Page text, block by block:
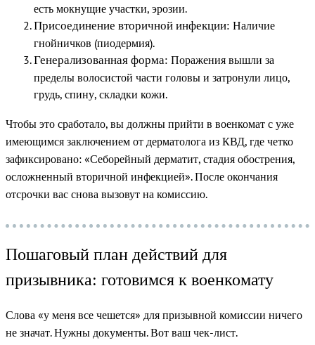
есть мокнущие участки, эрозии.
Присоединение вторичной инфекции: Наличие
гнойничков (пиодермия).
Генерализованная форма: Поражения вышли за
пределы волосистой части головы и затронули лицо,
грудь, спину, складки кожи.
Чтобы это сработало, вы должны прийти в военкомат с уже
имеющимся заключением от дерматолога из КВД, где четко
зафиксировано: «Себорейный дерматит, стадия обострения,
осложненный вторичной инфекцией». После окончания
отсрочки вас снова вызовут на комиссию.
Пошаговый план действий для
призывника: готовимся к военкомату
Слова «у меня все чешется» для призывной комиссии ничего
не значат. Нужны документы. Вот ваш чек-лист.